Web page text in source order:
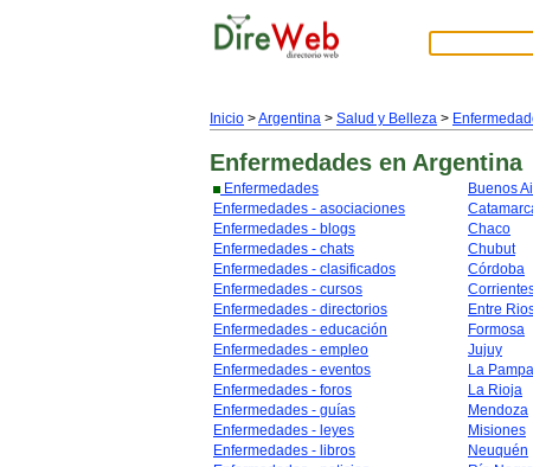
Inicio >Argentina > Salud y Belleza >
Enfermedades en Argentina
Enfermedades
Enfermedades - asociaciones
Enfermedades - blogs
Enfermedades - chats
Enfermedades - clasificados
Enfermedades - cursos
Enfermedades - directorios
Enfermedades - educación
Enfermedades - empleo
Enfermedades - eventos
Enfermedades - foros
Enfermedades - guías
Enfermedades - leyes
Enfermedades - libros
Buenos
Chaco
Chubut
Córdoba
Entre
Formosa
Jujuy
La Pampa
La Rioja
Mendoza
Misiones
Neuquén